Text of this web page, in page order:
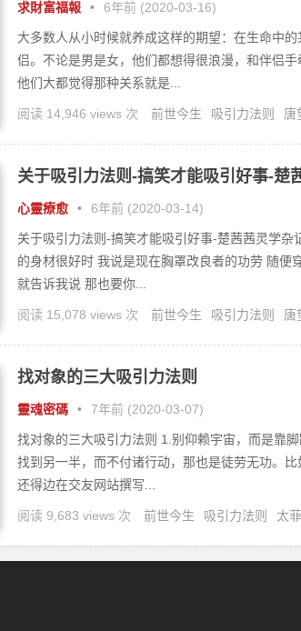
求財富福報 • 6年前 (2020-03-16)
大多数人从小时候就养成这样的期望：在生命中
侣。不论是男是女，他们都想得很浪漫，和伴侣手
他们大都觉得那种关系就是...
阅读 14,946 views 次 前世今生 吸引力法则 唐
关于吸引力法则-搞笑才能吸引好事-楚
心靈療愈 • 6年前 (2020-03-14)
关于吸引力法则-搞笑才能吸引好事-楚茜茜灵学杂
的身材很好时 我说是现在胸罩改良者的功劳 随便
就告诉我说 那也要你...
阅读 15,078 views 次 前世今生 吸引力法则 唐
找对象的三大吸引力法则
靈魂密碼 • 7年前 (2020-03-07)
找对象的三大吸引力法则 1.别仰赖宇宙，而是靠
找到另一半，而不付诸行动，那也是徒劳无功。比
还得边在交友网站撰写...
阅读 9,683 views 次 前世今生 吸引力法则 太